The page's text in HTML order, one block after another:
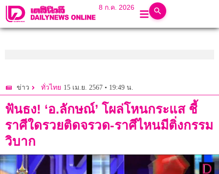
8 ก.ค. 2026
ข่าว ทั่วไทย 15 เม.ย. 2567 • 19:49 น.
ฟันธง! ‘อ.ลักษณ์’ โผล่โหนกระแส ชี้
ราศีใดรวยติดจรวด-ราศีไหนมีติ่งกรรม
วิบาก